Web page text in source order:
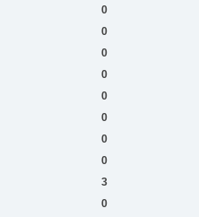
0
0
0
0
0
0
0
0
3
0